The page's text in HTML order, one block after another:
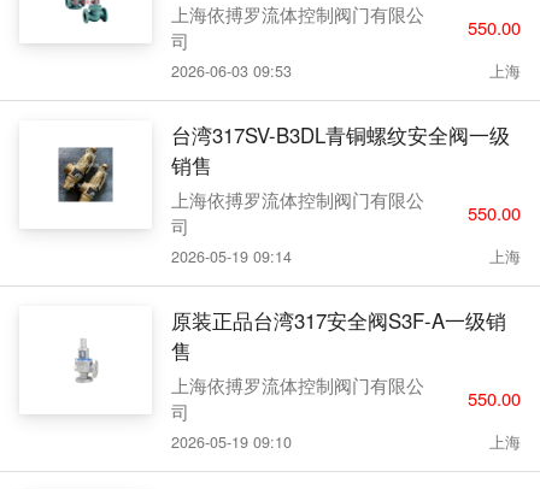
上海依搏罗流体控制阀门有限公
司
550.00
2026-06-03 09:53 上海
台湾317SV-B3DL青铜螺纹安全阀一级
销售
上海依搏罗流体控制阀门有限公
司
550.00
2026-05-19 09:14 上海
原装正品台湾317安全阀S3F-A一级销
售
上海依搏罗流体控制阀门有限公
司
550.00
2026-05-19 09:10 上海